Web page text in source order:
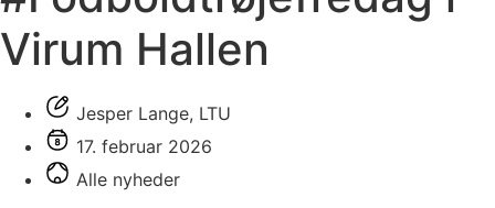
Virum Hallen
Jesper Lange, LTU
17. februar 2026
Alle nyheder